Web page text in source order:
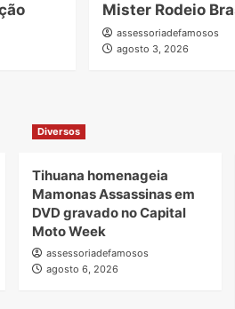
Mister Rodeio
assessoriadefamosos
agosto 3, 2026
Diversos
Tihuana homenageia
Mamonas Assassinas em
DVD gravado no Capital
Moto Week
assessoriadefamosos
agosto 6, 2026